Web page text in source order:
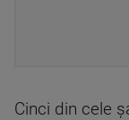
Cinci din cele